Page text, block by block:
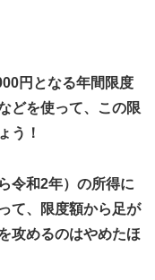
円となる年間限度
どを使って、この限
う！
令和2年）の所得に
て、限度額から足が
攻めるのはやめたほ